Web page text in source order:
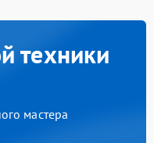
техники
мастера